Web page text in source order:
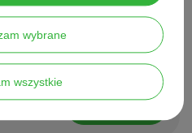
55,00 zł szt.
Masz pytania?
wybrane
wszystkie